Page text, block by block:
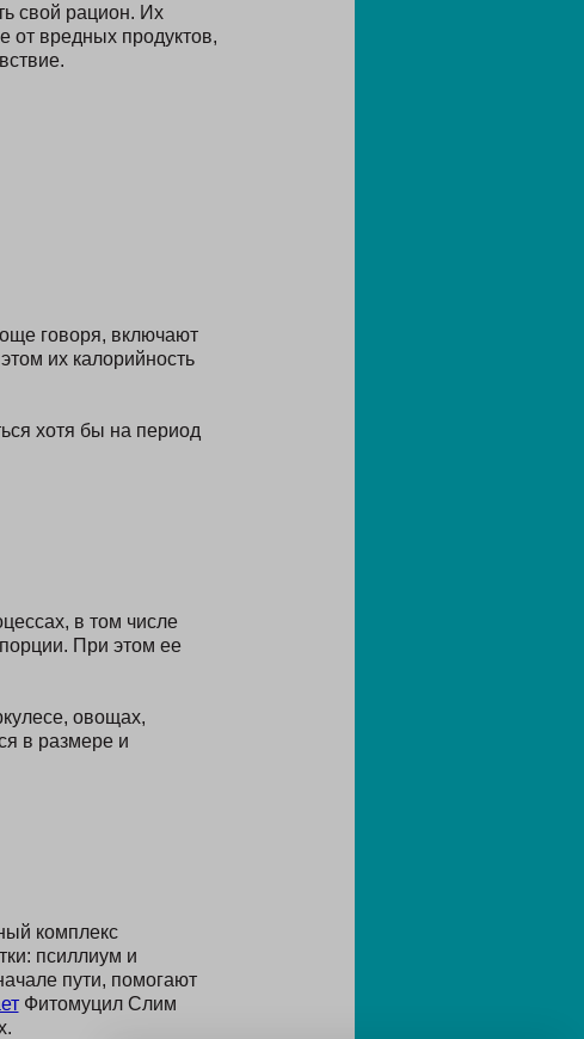
свой рацион. Их
от вредных продуктов,
говоря, включают
их калорийность
хотя бы на период
в том числе
При этом ее
овощах,
в размере и
комплекс
псиллиум и
пути, помогают
Фитомуцил Слим